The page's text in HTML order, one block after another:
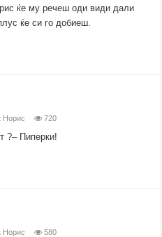
ќе му речеш оди види дали
ќе си го добиеш.
Норис 720
?– Пиперки!
Норис 580